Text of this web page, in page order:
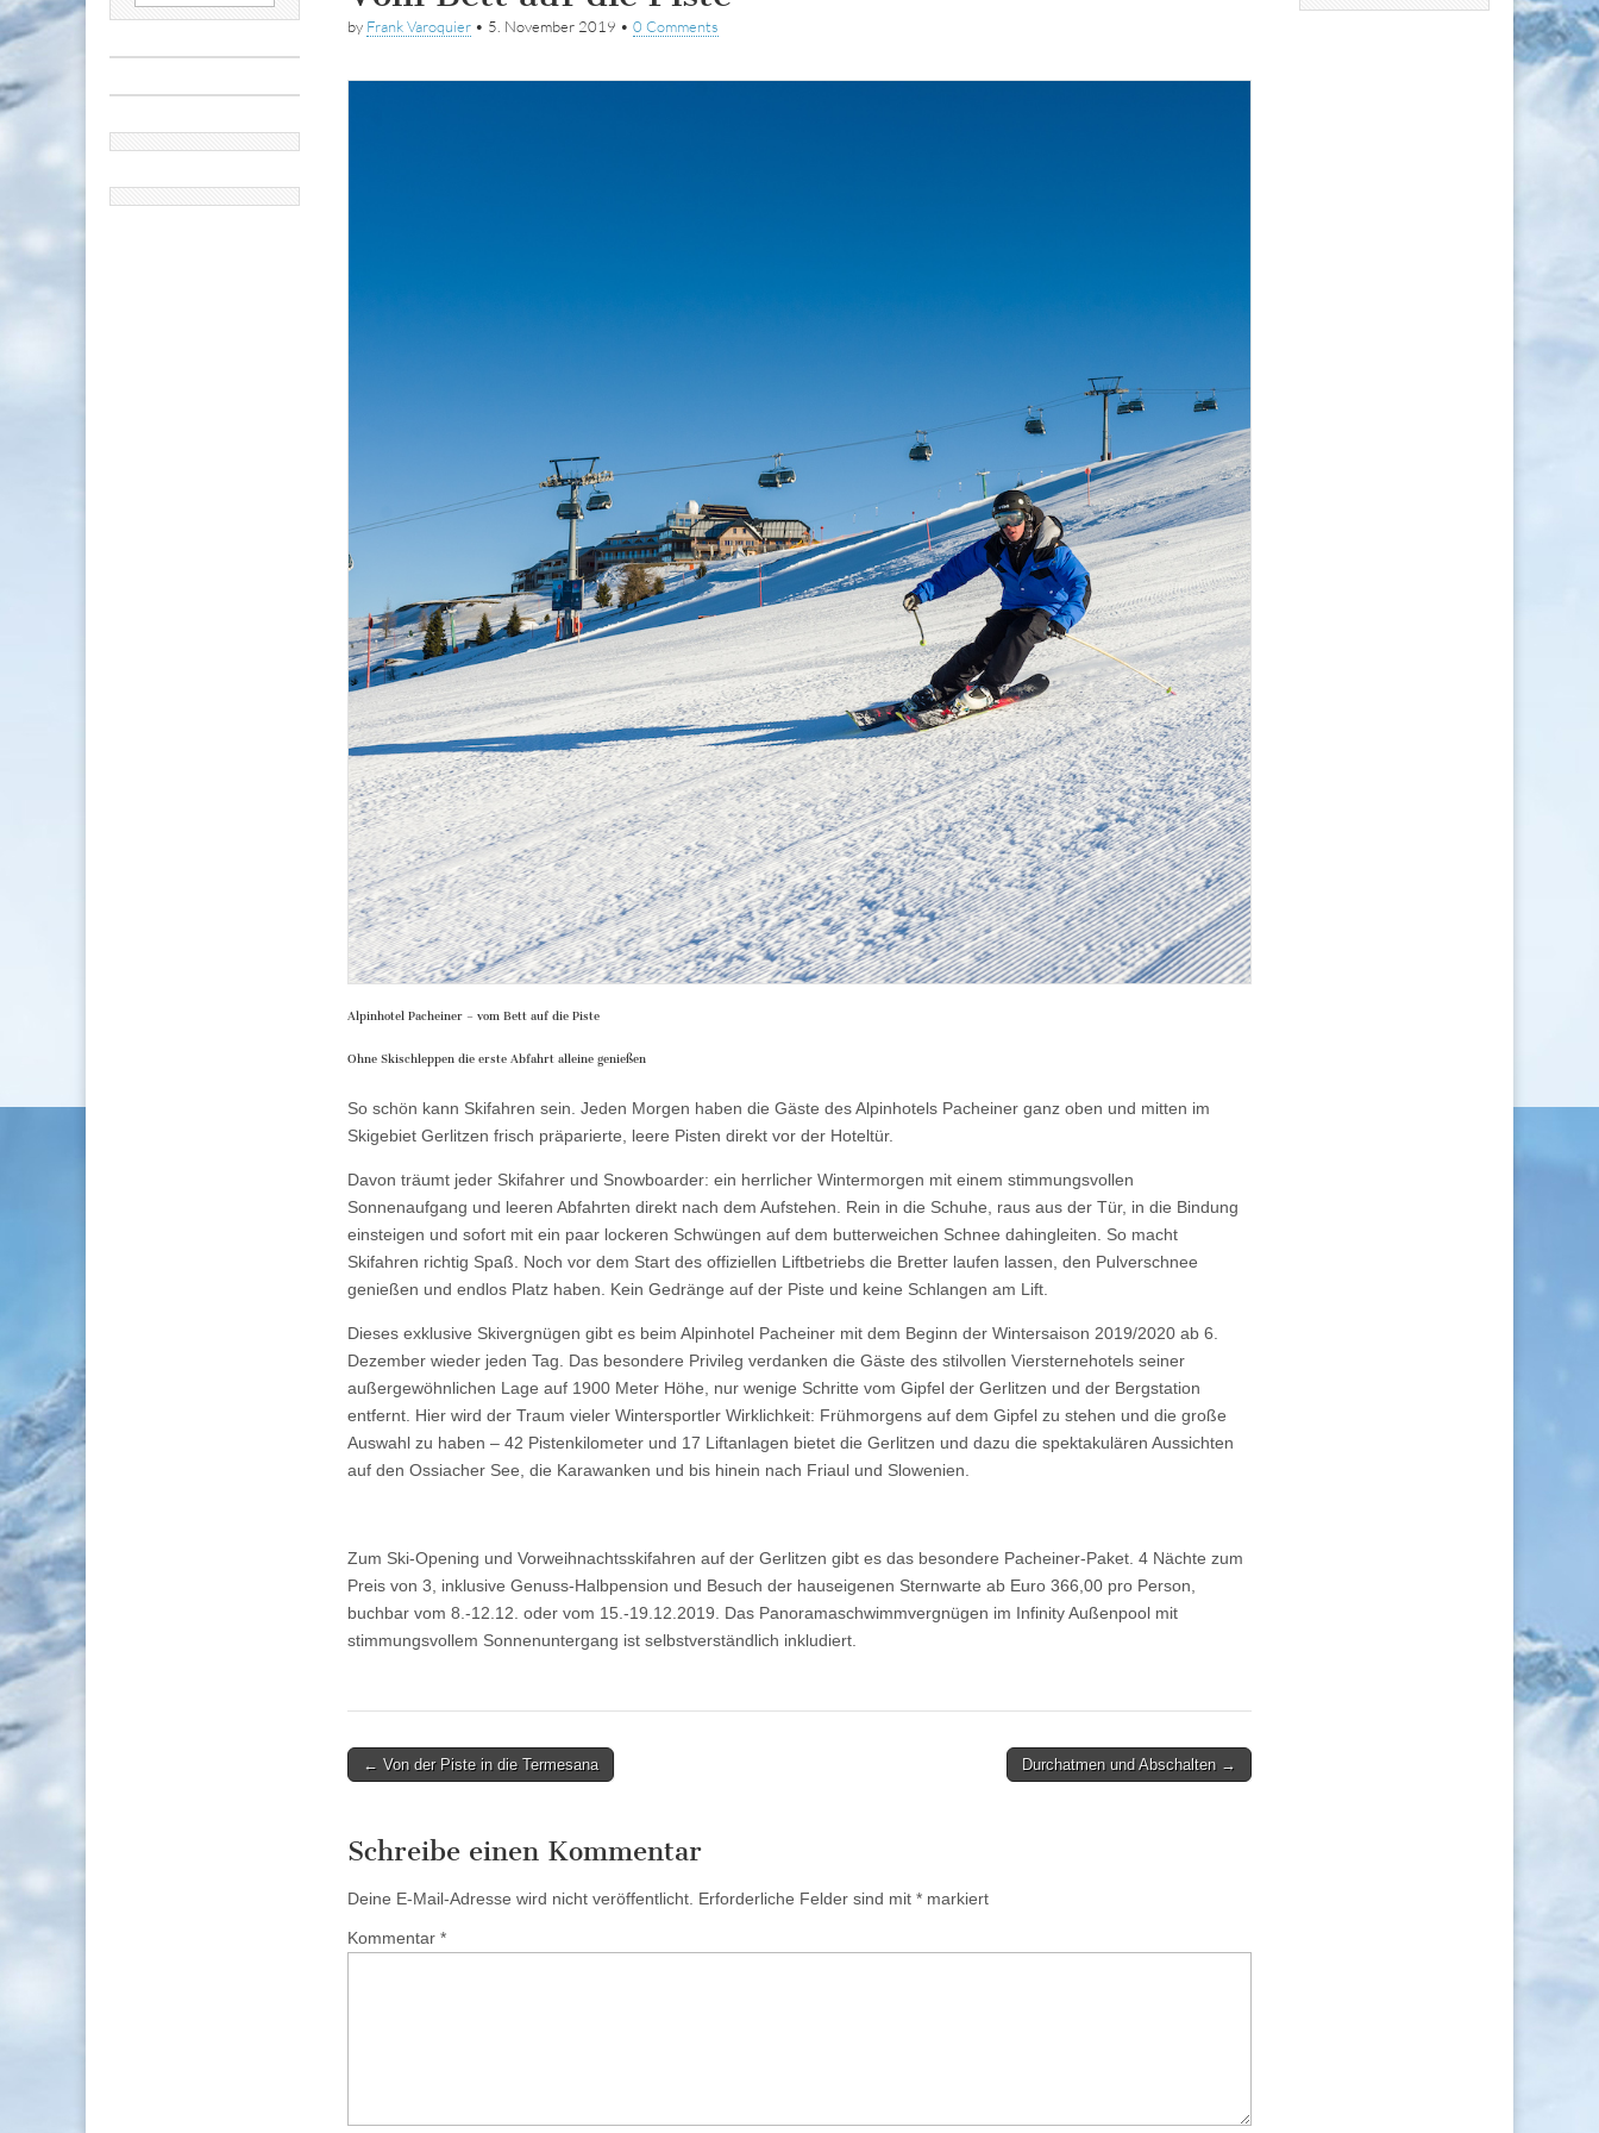
by Frank Varoquier• 5. November 2019 • 0 Comments
Alpinhotel Pacheiner – vom Bett auf die Piste
Ohne Skischleppen die erste Abfahrt alleine genießen
So schön kann Skifahren sein. Jeden Morgen haben die Gäste des Alpinhotels Pacheiner ganz oben und mitten im
Skigebiet Gerlitzen frisch präparierte, leere Pisten direkt vor der Hoteltür.
Davon träumt jeder Skifahrer und Snowboarder: ein herrlicher Wintermorgen mit einem stimmungsvollen
Sonnenaufgang und leeren Abfahrten direkt nach dem Aufstehen. Rein in die Schuhe, raus aus der Tür, in die Bindung
einsteigen und sofort mit ein paar lockeren Schwüngen auf dem butterweichen Schnee dahingleiten. So macht
Skifahren richtig Spaß. Noch vor dem Start des offiziellen Liftbetriebs die Bretter laufen lassen, den Pulverschnee
genießen und endlos Platz haben. Kein Gedränge auf der Piste und keine Schlangen am Lift.
Dieses exklusive Skivergnügen gibt es beim Alpinhotel Pacheiner mit dem Beginn der Wintersaison 2019/2020 ab 6.
Dezember wieder jeden Tag. Das besondere Privileg verdanken die Gäste des stilvollen Viersternehotels seiner
außergewöhnlichen Lage auf 1900 Meter Höhe, nur wenige Schritte vom Gipfel der Gerlitzen und der Bergstation
entfernt. Hier wird der Traum vieler Wintersportler Wirklichkeit: Frühmorgens auf dem Gipfel zu stehen und die große
Auswahl zu haben – 42 Pistenkilometer und 17 Liftanlagen bietet die Gerlitzen und dazu die spektakulären Aussichten
auf den Ossiacher See, die Karawanken und bis hinein nach Friaul und Slowenien.
Zum Ski-Opening und Vorweihnachtsskifahren auf der Gerlitzen gibt es das besondere Pacheiner-Paket. 4 Nächte zum
Preis von 3, inklusive Genuss-Halbpension und Besuch der hauseigenen Sternwarte ab Euro 366,00 pro Person,
buchbar vom 8.-12.12. oder vom 15.-19.12.2019. Das Panoramaschwimmvergnügen im Infinity Außenpool mit
stimmungsvollem Sonnenuntergang ist selbstverständlich inkludiert.
Post
← Von der Piste in die Termesana Durchatmen und Abschalten →
Schreibe einen Kommentar
Deine E-Mail-Adresse wird nicht veröffentlicht. Erforderliche Felder sind mit *markiert
Kommentar *
nach: